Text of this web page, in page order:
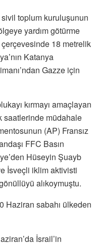
toplum kuruluşunun
yardım götürme
18 metrelik
Katanya
Gazze için
kırmayı amaçlayan
saatlerinde müdahale
(AP) Fransız
FFC Basın
Hüseyin Şuayb
İsveçli iklim aktivisti
alıkoymuştu.
Haziran sabahı ülkeden
İsrail’in